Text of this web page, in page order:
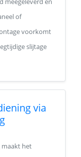
of
voorkomt
slijtage
via
maakt het